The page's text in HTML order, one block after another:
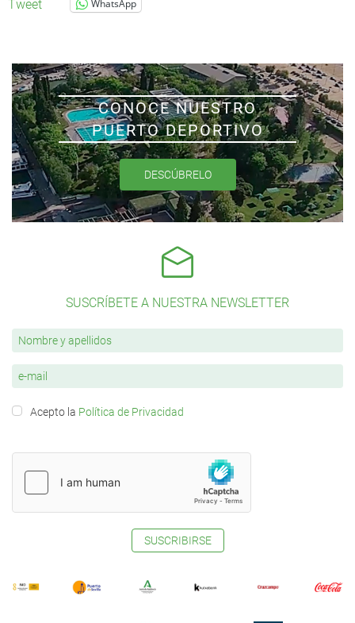
Tweet WhatsApp
CONOCE NUESTRO
PUERTO DEPORTIVO
DESCÚBRELO
SUSCRÍBETE A NUESTRA NEWSLETTER
Acepto la Política de Privacidad
SUSCRIBIRSE